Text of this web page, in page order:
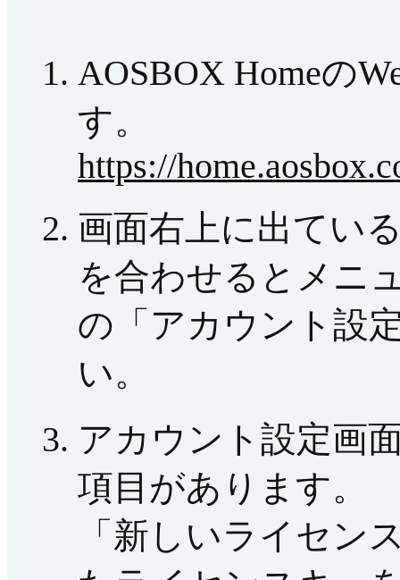
AOSBOX Homeの
す。
https://
画面右上に出てい
を合わせるとメニ
の「アカウント設
い。
アカウント設定画
項目があります。
「新しいライセン